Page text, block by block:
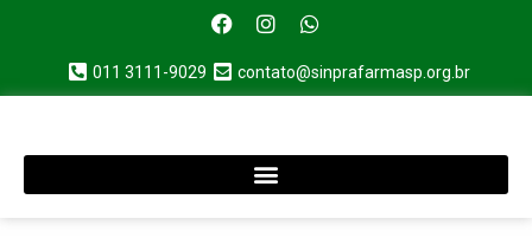
011 3111-9029 contato@sinprafarmasp.org.br